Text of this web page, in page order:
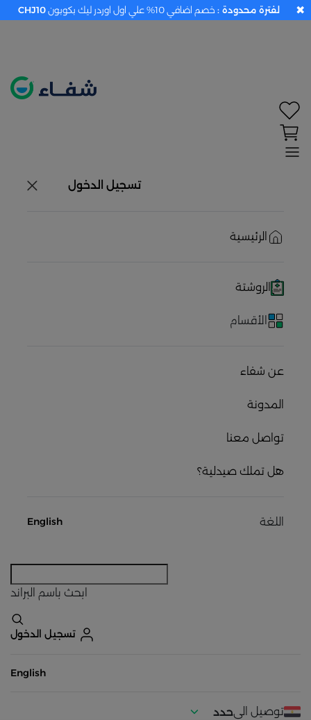
تسجيل الدخول
الرئيسية
الروشتة
الأقسام
عن شفاء
المدونة
تواصل معنا
هل تملك صيدلية؟
اللغة English
ابحث باسم البراند
تسجيل الدخول
English
توصيل الىحدد
لفترة محدودة : خصم اضافي 10% علي اول اوردر ليك بكوبون CHJ10 ✖